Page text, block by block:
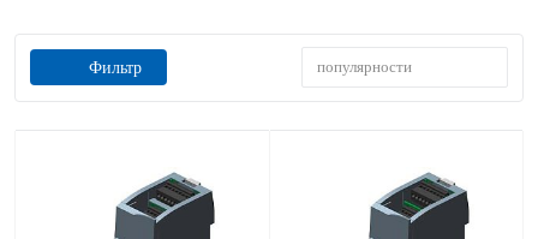
Фильтр популярности